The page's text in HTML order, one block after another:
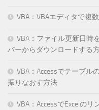
VBA：VBAエディタで複
VBA：ファイル更新日時
バーからダウンロードする
VBA：Accessでテーブル
振りなおす方法
VBA：AccessでExcelの